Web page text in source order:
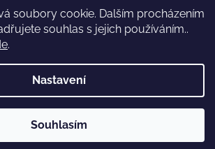
soubory cookie. Dalším procházením
souhlas s jejich používáním..
.
Nastavení
Souhlasím
Shoptet
Upravit nastavení cookies
Navštivte naši kamennou prodejnu
za Prahou) – nožky změříme a poradíme s